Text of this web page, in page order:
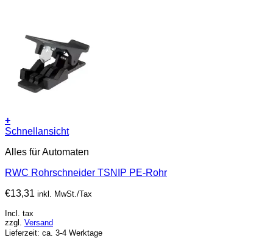
+
Schnellansicht
Alles für Automaten
RWC Rohrschneider TSNIP PE-Rohr
€13,31 inkl. MwSt./Tax
Incl. tax
zzgl. Versand
Lieferzeit: ca. 3-4 Werktage